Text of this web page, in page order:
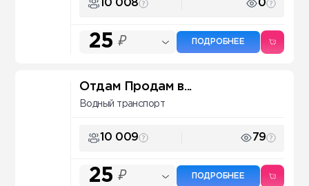
10 008 0
25 ₽ ПОДРОБНЕЕ
Отдам Продам в...
Водный транспорт
10 009 79
25 ₽ ПОДРОБНЕЕ